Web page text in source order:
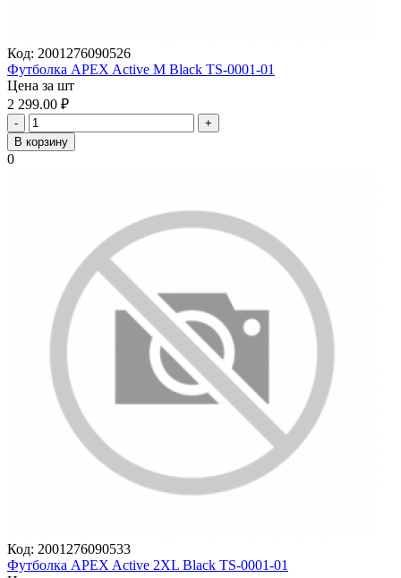
Код: 2001276090526
Футболка APEX Active M Black TS-0001-01
Цена за шт
2 299.00 ₽
-
+
В корзину
0
Код: 2001276090533
Футболка APEX Active 2XL Black TS-0001-01